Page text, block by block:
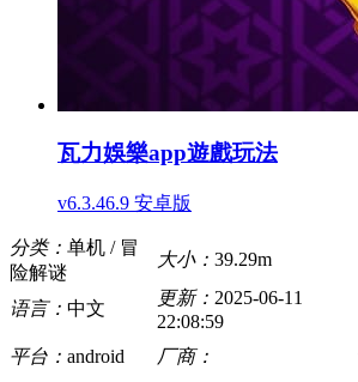
瓦力娛樂app遊戲玩法
v6.3.46.9 安卓版
分类： 单机 / 冒
险解谜
大小： 39.29m
语言： 中文
更新： 2025-06-11
22:08:59
平台： android 厂商：